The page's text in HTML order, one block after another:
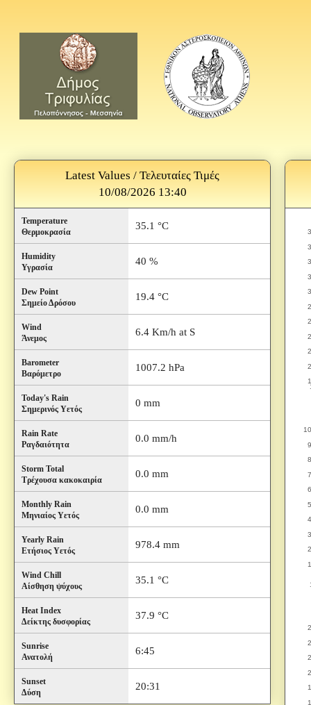
Latest Values / Τελευταίες Τιμές
10/08/2026 13:40
Temperature
Θερμοκρασία
35.1 °C
Humidity
Υγρασία
40 %
Dew Point
Σημείο Δρόσου
19.4 °C
Wind
Άνεμος
6.4 Km/h at S
Barometer
Βαρόμετρο
1007.2 hPa
Today's Rain
Σημερινός Υετός
0 mm
Rain Rate
Ραγδαιότητα
0.0 mm/h
Storm Total
Τρέχουσα κακοκαιρία
0.0 mm
Monthly Rain
Μηνιαίος Υετός
0.0 mm
Yearly Rain
Ετήσιος Υετός
978.4 mm
Wind Chill
Αίσθηση ψύχους
35.1 °C
Heat Index
Δείκτης δυσφορίας
37.9 °C
Sunrise
Ανατολή
6:45
Sunset
Δύση
20:31